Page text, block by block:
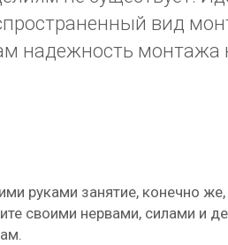
вид
надежность монтажа
руками занятие, конечно же,
своими нервами, силами и